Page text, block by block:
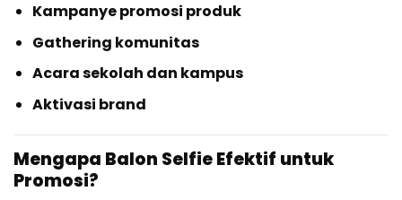
Kampanye promosi produk
Gathering komunitas
Acara sekolah dan kampus
Aktivasi brand
Mengapa Balon Selfie Efektif untuk
Promosi?